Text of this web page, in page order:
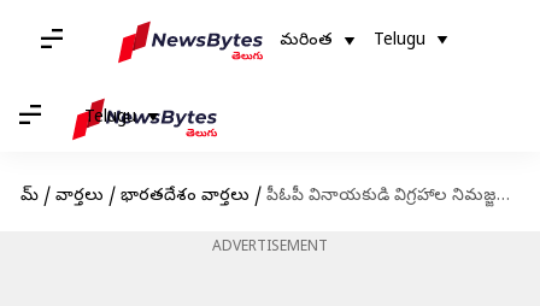
మరింత Telugu
Telugu
హోమ్ / వార్తలు / భారతదేశం వార్తలు / పీఓపీ వినాయకుడి విగ్రహాల నిమజ్జనంపై హైకోర్టు ఆంక్షలు.. అలాంటి చోట్ల చేయొద్దని ఆదేశం
ADVERTISEMENT